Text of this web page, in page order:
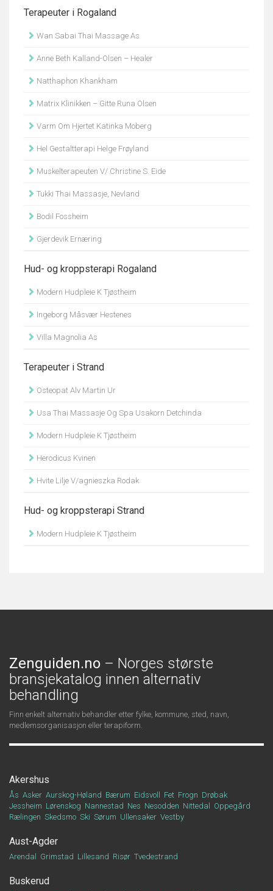
Terapeuter i Rogaland
Wan Sabai Thai Massage As
Anne Beth Kalland-Olsen – Healer
Natthaphon Khankham
Matrix Klinikken – Gitte Runa Olsen
Varm Om Hjertet Katinka Moberg
Hel Gestaltterapi Helge Frøyland
Muskelterapeuten V/ Christine S. Eide
Tukki Thai Massasje, Nevland
Bodil Fossheim
Gjerdevik Ernæring
Hud- og kroppsterapi Rogaland
Modern Hudpleie K Tjøstheim
Ingeborg Måsvær Hestenes
Villa Magnolia As
Terapeuter i Strand
Osteopat Alv Martin Ur
Usa Thai Massasje Og Spa Usakorn Detchinda
Modern Hudpleie K Tjøstheim
Herodicus Kvinen
Hvite Lilje V/agnieszka Rodak
Hud- og kroppsterapi Strand
Modern Hudpleie K Tjøstheim
Zenguiden.no – Norges største
bransjekatalog innen alternativ
behandling
Finn enkelt alternativ behandler etter fylke, kommune, sted, navn,
medlemsorganisasjon eller terapiform.
Akershus
Ås Asker Aurskog-Høland Bærum Eidsvoll Fet Frogn Drøbak
Jessheim Lørenskog Nannestad Nes Nesodden Nittedal
Oppegård
Rælingen Skedsmo Ski Sørum Ullensaker Vestby
Aust-Agder
Arendal Grimstad Lillesand Risør Tvedestrand
Buskerud